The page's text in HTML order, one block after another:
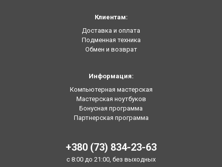
Клиентам:
Доставка и оплата
Подменная техника
Обмен и возврат
Информация:
Компьютерная мастерская
Мастерская ноутбуков
Бонусная программа
Партнерская программа
+380 (73) 834-23-63
с 8:00 до 21:00, без выходных